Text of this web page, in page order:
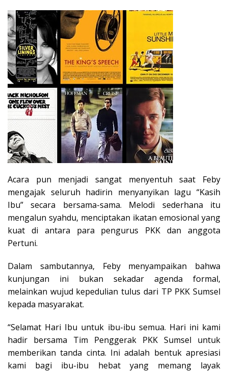
Acara pun menjadi sangat menyentuh saat Feby
mengajak seluruh hadirin menyanyikan lagu “Kasih
Ibu” secara bersama-sama. Melodi sederhana itu
mengalun syahdu, menciptakan ikatan emosional yang
kuat di antara para pengurus PKK dan anggota
Pertuni.
Dalam sambutannya, Feby menyampaikan bahwa
kunjungan ini bukan sekadar agenda formal,
melainkan wujud kepedulian tulus dari TP PKK Sumsel
kepada masyarakat.
“Selamat Hari Ibu untuk ibu-ibu semua. Hari ini kami
hadir bersama Tim Penggerak PKK Sumsel untuk
memberikan tanda cinta. Ini adalah bentuk apresiasi
kami bagi ibu-ibu hebat yang memang layak